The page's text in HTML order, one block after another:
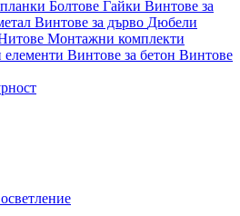
Болтове Гайки Винтове за
Винтове за дърво Дюбели
Монтажни комплекти
Винтове за бетон Винтове